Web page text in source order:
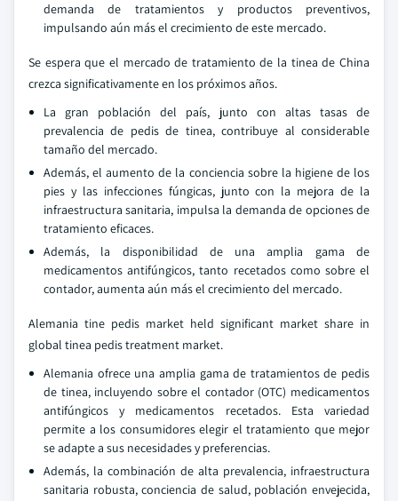
demanda de tratamientos y productos preventivos,
impulsando aún más el crecimiento de este mercado.
Se espera que el mercado de tratamiento de la tinea de China
crezca significativamente en los próximos años.
La gran población del país, junto con altas tasas de
prevalencia de pedis de tinea, contribuye al considerable
tamaño del mercado.
Además, el aumento de la conciencia sobre la higiene de los
pies y las infecciones fúngicas, junto con la mejora de la
infraestructura sanitaria, impulsa la demanda de opciones de
tratamiento eficaces.
Además, la disponibilidad de una amplia gama de
medicamentos antifúngicos, tanto recetados como sobre el
contador, aumenta aún más el crecimiento del mercado.
Alemania tine pedis market held significant market share in
global tinea pedis treatment market.
Alemania ofrece una amplia gama de tratamientos de pedis
de tinea, incluyendo sobre el contador (OTC) medicamentos
antifúngicos y medicamentos recetados. Esta variedad
permite a los consumidores elegir el tratamiento que mejor
se adapte a sus necesidades y preferencias.
Además, la combinación de alta prevalencia, infraestructura
sanitaria robusta, conciencia de salud, población envejecida,